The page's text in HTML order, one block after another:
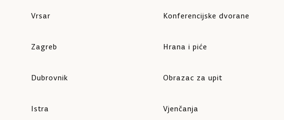
Vrsar
Zagreb
Dubrovnik
Istra
Konferencijske dvorane
Hrana i piće
Obrazac za upit
Vjenčanja